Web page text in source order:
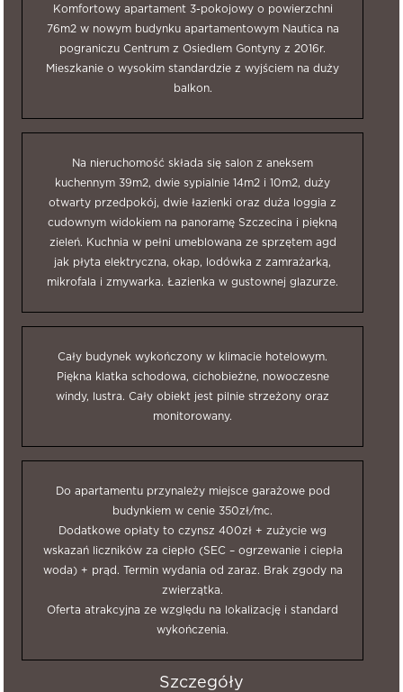
Komfortowy apartament 3-pokojowy o powierzchni
76m2 w nowym budynku apartamentowym Nautica na
pograniczu Centrum z Osiedlem Gontyny z 2016r.
Mieszkanie o wysokim standardzie z wyjściem na duży
balkon.
Na nieruchomość składa się salon z aneksem
kuchennym 39m2, dwie sypialnie 14m2 i 10m2, duży
otwarty przedpokój, dwie łazienki oraz duża loggia z
cudownym widokiem na panoramę Szczecina i piękną
zieleń. Kuchnia w pełni umeblowana ze sprzętem agd
jak płyta elektryczna, okap, lodówka z zamrażarką,
mikrofala i zmywarka. Łazienka w gustownej glazurze.
Cały budynek wykończony w klimacie hotelowym.
Piękna klatka schodowa, cichobieżne, nowoczesne
windy, lustra. Cały obiekt jest pilnie strzeżony oraz
monitorowany.
Do apartamentu przynależy miejsce garażowe pod
budynkiem w cenie 350zł/mc.
Dodatkowe opłaty to czynsz 400zł + zużycie wg
wskazań liczników za ciepło (SEC – ogrzewanie i ciepła
woda) + prąd. Termin wydania od zaraz. Brak zgody na
zwierzątka.
Oferta atrakcyjna ze względu na lokalizację i standard
wykończenia.
Szczegóły